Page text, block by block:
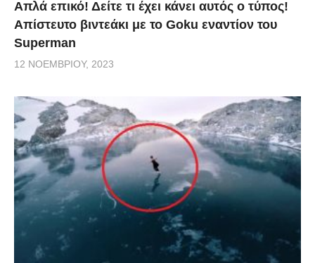
Απλά επικό! Δείτε τι έχει κάνει αυτός ο τύπος!
Απίστευτο βιντεάκι με το Goku εναντίον του
Superman
12 ΝΟΕΜΒΡΊΟΥ, 2023